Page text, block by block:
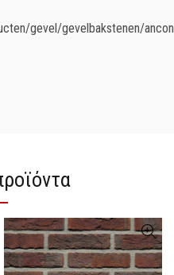
gevel/gevelbakstenen/